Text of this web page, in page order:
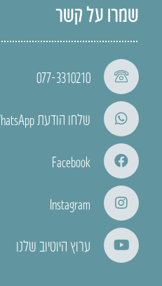
שמרו על קשר
077-3310210
שלחו הודעת WhatsApp
Facebook
Instagram
ערוץ היוטיוב שלנו